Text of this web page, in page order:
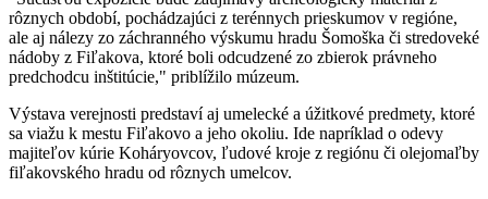
rôznych období, pochádzajúci z terénnych prieskumov v regióne,
ale aj nálezy zo záchranného výskumu hradu Šomoška či stredoveké
nádoby z Fiľakova, ktoré boli odcudzené zo zbierok právneho
predchodcu inštitúcie," priblížilo múzeum.
Výstava verejnosti predstaví aj umelecké a úžitkové predmety, ktoré
sa viažu k mestu Fiľakovo a jeho okoliu. Ide napríklad o odevy
majiteľov kúrie Koháryovcov, ľudové kroje z regiónu či olejomaľby
fiľakovského hradu od rôznych umelcov.